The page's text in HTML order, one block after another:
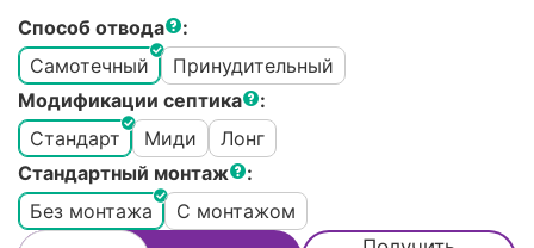
Способ отвода
:
Самотечный
Принудительный
Модификации септика
:
Стандарт
Миди
Лонг
Стандартный монтаж
:
Без монтажа
С монтажом